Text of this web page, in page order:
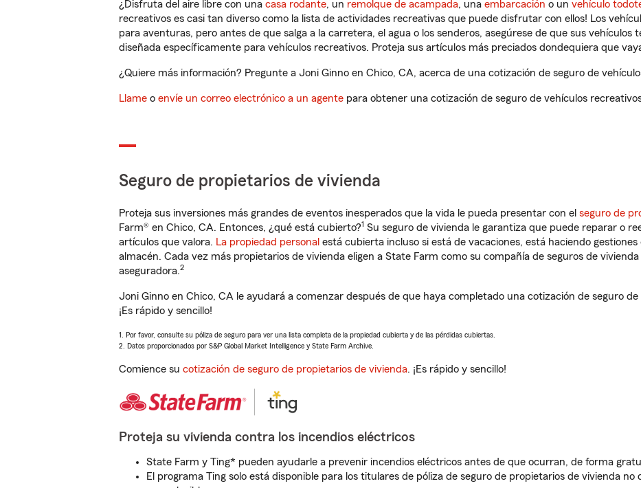
¿Disfruta del aire libre con una casa rodante, un remolque de acampada, una embarcación o un vehículo
recreativos es casi tan diverso como la lista de actividades recreativas que puede disfrutar con ellos! Los
para aventuras, pero antes de que salga a la carretera, el agua o los senderos, asegúrese de que sus vehículos
diseñada específicamente para vehículos recreativos. Proteja sus artículos más preciados dondequiera que
¿Quiere más información? Pregunte a Joni Ginno en Chico, CA, acerca de una cotización de seguro de
Llame o envíe un correo electrónico a un agente para obtener una cotización de seguro de vehículos
Seguro de propietarios de vivienda
Proteja sus inversiones más grandes de eventos inesperados que la vida le pueda presentar con el seguro de
Farm® en Chico, CA. Entonces, ¿qué está cubierto?1 Su seguro de vivienda le garantiza que puede reparar o
artículos que valora. La propiedad personal está cubierta incluso si está de vacaciones, está haciendo
almacén. Cada vez más propietarios de vivienda eligen a State Farm como su compañía de seguros de
aseguradora.2
Joni Ginno en Chico, CA le ayudará a comenzar después de que haya completado una cotización de seguro
¡Es rápido y sencillo!
1. Por favor, consulte su póliza de seguro para ver una lista completa de la propiedad cubierta y de las pérdidas cubiertas.
2. Datos proporcionados por S&P Global Market Intelligence y State Farm Archive.
Comience su cotización de seguro de propietarios de vivienda. ¡Es rápido y sencillo!
Proteja su vivienda contra los incendios eléctricos
State Farm y Ting* pueden ayudarle a prevenir incendios eléctricos antes de que ocurran, de forma
El programa Ting solo está disponible para los titulares de póliza de seguro de propietarios de vivienda